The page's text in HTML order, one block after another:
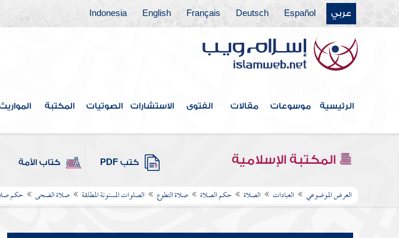
عربي Español
Deutsch
Français
English
Indonesia
الرئيسية موسوعات مقالات الفتوى الاستشارات الصوتيات المكتبة
المكتبة الإسلامية كتب PDF كتاب الأمة
العرض الموضوعي العبادات الصلاة حكم الصلاة صلاة التطوع الصلوات المسنونة المطلقة صلاة الضحى حكم